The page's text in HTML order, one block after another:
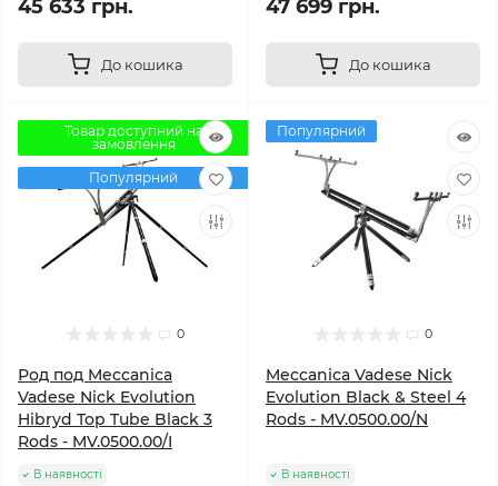
45 633 грн.
До кошика
47 699 грн.
До кошика
Товар доступний на
замовлення
Популярний
0
Род под Meccanica
Vadese Nick Evolution
Hibryd Top Tube Black 3
Rods - MV.0500.00/I
В наявності
Популярний
0
Meccanica Vadese Nick
Evolution Black & Steel 4
Rods - MV.0500.00/N
В наявності